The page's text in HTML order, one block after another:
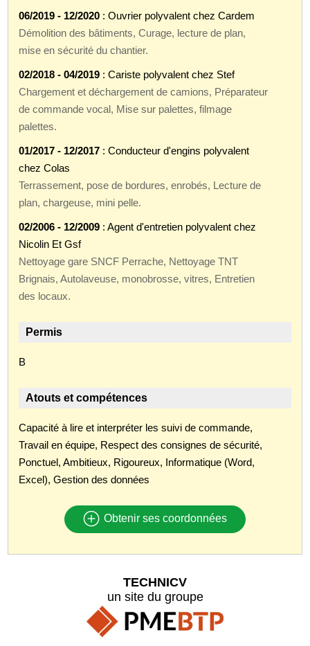
06/2019 - 12/2020 : Ouvrier polyvalent chez Cardem
Démolition des bâtiments, Curage, lecture de plan,
mise en sécurité du chantier.
02/2018 - 04/2019 : Cariste polyvalent chez Stef
Chargement et déchargement de camions, Préparateur
de commande vocal, Mise sur palettes, filmage
palettes.
01/2017 - 12/2017 : Conducteur d'engins polyvalent
chez Colas
Terrassement, pose de bordures, enrobés, Lecture de
plan, chargeuse, mini pelle.
02/2006 - 12/2009 : Agent d'entretien polyvalent chez
Nicolin Et Gsf
Nettoyage gare SNCF Perrache, Nettoyage TNT
Brignais, Autolaveuse, monobrosse, vitres, Entretien
des locaux.
Permis
B
Atouts et compétences
Capacité à lire et interpréter les suivi de commande,
Travail en équipe, Respect des consignes de sécurité,
Ponctuel, Ambitieux, Rigoureux, Informatique (Word,
Excel), Gestion des données
Obtenir ses coordonnées
TECHNICV
un site du groupe